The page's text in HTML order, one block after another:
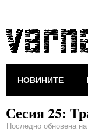
НОВИНИТЕ
Сесия 25:
Последно обновена